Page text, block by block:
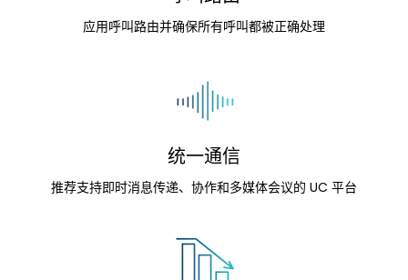
应用呼叫路由并确保所有呼叫都被正确处理
统一通信
推荐支持即时消息传递、协作和多媒体会议的 UC 平台